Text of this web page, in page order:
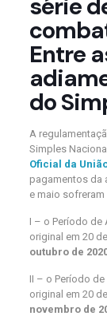
série
Entre
do
A
Simples
Oficial da
pagamentos da
e maio
I – o Período de
original em 20
outubro de
II – o Período
original em 20
novembro de